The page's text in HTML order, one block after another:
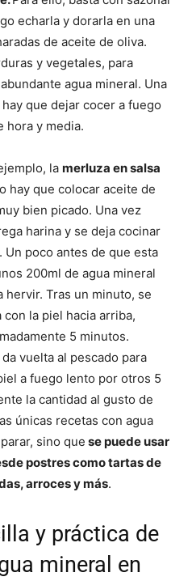
echarla y dorarla en una
de aceite de oliva.
y vegetales, para
agua mineral. Una
que dejar cocer a fuego
hora y media.
la merluza en salsa
hay que colocar aceite de
bien picado. Una vez
harina y se deja cocinar
poco antes de que esta
200ml de agua mineral
hervir. Tras un minuto, se
la piel hacia arriba,
5 minutos.
vuelta al pescado para
a fuego lento por otros 5
la cantidad al gusto de
únicas recetas con agua
sino que se puede usar
postres como tartas de
arroces y más.
y práctica de
mineral en